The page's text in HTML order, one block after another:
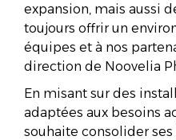
expansion, mais aussi
toujours offrir un
équipes et à nos
direction de Noovelia
En misant sur des
adaptées aux besoins
souhaite consolider